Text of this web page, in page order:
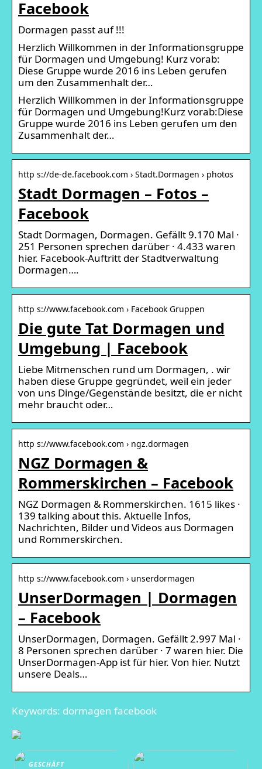
Facebook
Dormagen passt auf !!!
Herzlich Willkommen in der Informationsgruppe
für Dormagen und Umgebung! Kurz vorab:
Diese Gruppe wurde 2016 ins Leben gerufen
um den Zusammenhalt der…
Herzlich Willkommen in der Informationsgruppe
für Dormagen und Umgebung!Kurz vorab:Diese
Gruppe wurde 2016 ins Leben gerufen um den
Zusammenhalt der…
http s://de-de.facebook.com › Stadt.Dormagen › photos
Stadt Dormagen – Fotos –
Facebook
Stadt Dormagen, Dormagen. Gefällt 9.170 Mal ·
251 Personen sprechen darüber · 4.433 waren
hier. Facebook-Auftritt der Stadtverwaltung
Dormagen….
http s://www.facebook.com › Facebook Gruppen
Die gute Tat Dormagen und
Umgebung | Facebook
Liebe Mitmenschen rund um Dormagen, . wir
haben diese Gruppe gegründet, weil ein jeder
von uns Dinge/Gegenstände besitzt, die er nicht
mehr braucht oder…
http s://www.facebook.com › ngz.dormagen
NGZ Dormagen &
Rommerskirchen – Facebook
NGZ Dormagen & Rommerskirchen. 1615 likes ·
139 talking about this. Aktuelle Infos,
Nachrichten, Bilder und Videos aus Dormagen
und Rommerskirchen.
http s://www.facebook.com › unserdormagen
UnserDormagen | Dormagen
– Facebook
UnserDormagen, Dormagen. Gefällt 2.997 Mal ·
8 Personen sprechen darüber · 7 waren hier. Die
UnserDormagen-App ist für hier. Von hier. Nutzt
unsere Deals…
Keywords: dormagen facebook
GESCHÄFT